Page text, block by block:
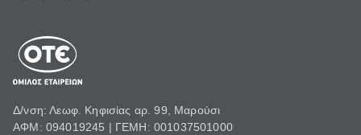
Δ/νση: Λεωφ. Κηφισίας αρ. 99, Μαρούσι
ΑΦΜ: 094019245 | ΓΕΜΗ: 001037501000